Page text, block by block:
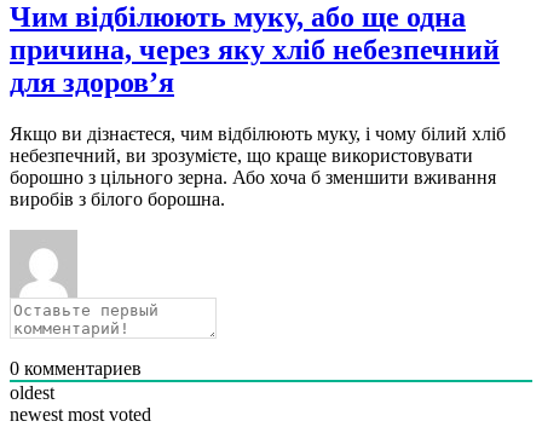
Чим відбілюють муку, або ще одна
причина, через яку хліб небезпечний
для здоров’я
Якщо ви дізнаєтеся, чим відбілюють муку, і чому білий хліб
небезпечний, ви зрозумієте, що краще використовувати
борошно з цільного зерна. Або хоча б зменшити вживання
виробів з білого борошна.
0 комментариев
oldest
newest most voted